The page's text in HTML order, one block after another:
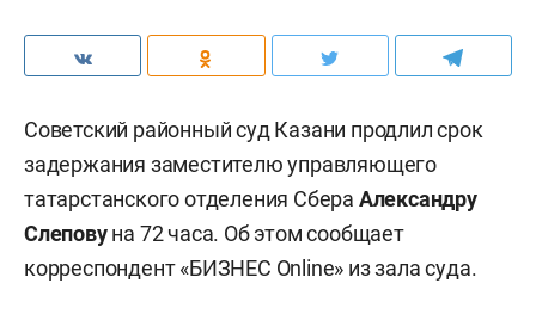
Советский районный суд Казани продлил срок
задержания заместителю управляющего
татарстанского отделения Сбера Александру
Слеповуна 72 часа. Об этом сообщает
корреспондент «БИЗНЕС Online» из зала суда.